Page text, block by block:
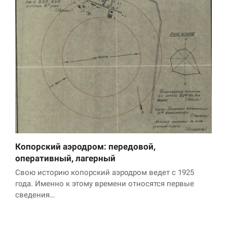
Копорский аэродром: передовой,
оперативный, лагерный
Свою историю копорский аэродром ведет с 1925
года. Именно к этому времени относятся первые
сведения…